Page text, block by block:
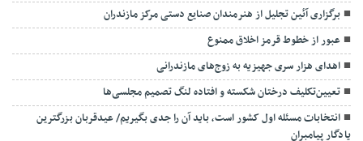
برگزاری آئین تجلیل از هنرمندان صنایع دستی مرکز مازندران
عبور از خطوط قرمز اخلاق ممنوع
اهدای هزار سری جهیزیه به زوج‌های مازندرانی
تعیین‌تکلیف درختان شکسته و افتاده لنگ تصمیم مجلسی‌ها
انتخابات مسئله اول کشور است، باید آن را جدی بگیریم/ عیدقربان بزرگترین
یادگار پیامبران